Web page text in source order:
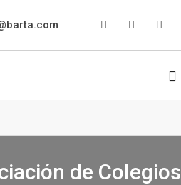
de Colegios